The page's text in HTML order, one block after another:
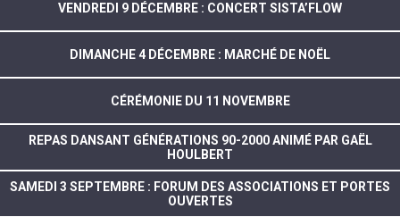
VENDREDI 9 DÉCEMBRE : CONCERT SISTA’FLOW
DIMANCHE 4 DÉCEMBRE : MARCHÉ DE NOËL
CÉRÉMONIE DU 11 NOVEMBRE
REPAS DANSANT GÉNÉRATIONS 90-2000 ANIMÉ PAR GAËL
HOULBERT
SAMEDI 3 SEPTEMBRE : FORUM DES ASSOCIATIONS ET PORTES
OUVERTES